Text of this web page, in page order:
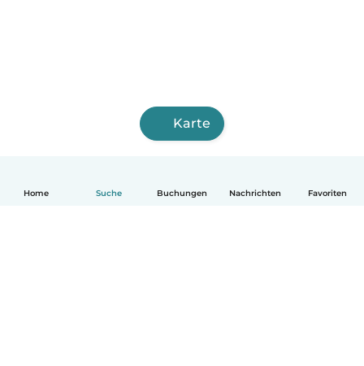
Home Suche Buchungen Nachrichten Favoriten
Karte